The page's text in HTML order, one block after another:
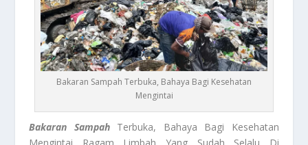
Bakaran Sampah Terbuka, Bahaya Bagi Kesehatan
Mengintai
Bakaran SampahTerbuka, Bahaya Bagi Kesehatan
Mengintai Ragam Limbah Yang Sudah Selalu Di